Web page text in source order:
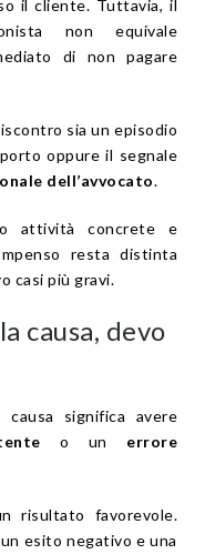
il cliente. Tuttavia, il
non equivale
di non pagare
sia un episodio
oppure il segnale
dell’avvocato.
attività concrete e
resta distinta
casi più gravi.
causa, devo
causa significa avere
o un errore
risultato favorevole.
esito negativo e una